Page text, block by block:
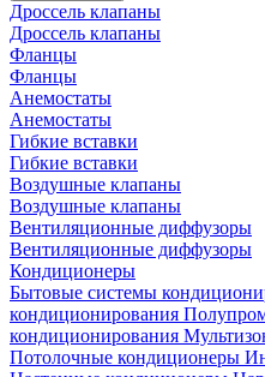
Дроссель клапаны
Дроссель клапаны
Фланцы
Фланцы
Анемостаты
Анемостаты
Гибкие вставки
Гибкие вставки
Воздушные клапаны
Воздушные клапаны
Вентиляционные диффузоры
Вентиляционные диффузоры
Кондиционеры
Бытовые системы
кондиционирования
кондиционирования
Потолочные кондиционеры